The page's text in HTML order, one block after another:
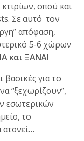
οπού και
Σε αυτό τον
απόφαση,
5-6 χώρων
και ΞΑΝΑ!
βασικές για το
“ξεχωρίζουν”,
εσωτερικών
το